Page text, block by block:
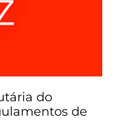
do
de